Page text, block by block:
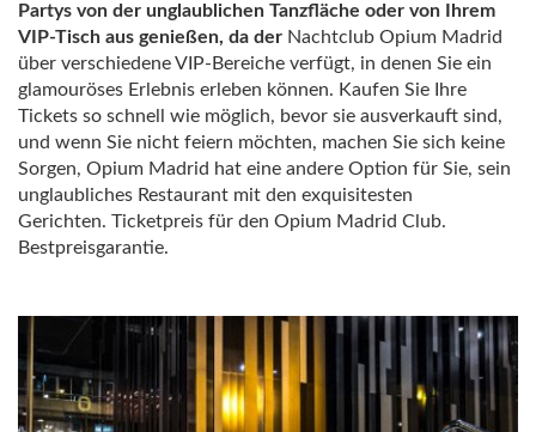
Partys von der unglaublichen Tanzfläche oder von Ihrem
VIP-Tisch aus genießen, da der Nachtclub Opium Madrid
über verschiedene VIP-Bereiche verfügt, in denen Sie ein
glamouröses Erlebnis erleben können. Kaufen Sie Ihre
Tickets so schnell wie möglich, bevor sie ausverkauft sind,
und wenn Sie nicht feiern möchten, machen Sie sich keine
Sorgen, Opium Madrid hat eine andere Option für Sie, sein
unglaubliches Restaurant mit den exquisitesten
Gerichten. Ticketpreis für den Opium Madrid Club.
Bestpreisgarantie.